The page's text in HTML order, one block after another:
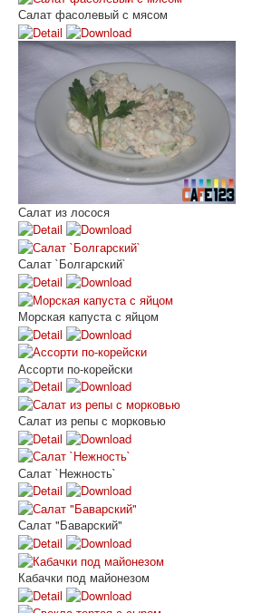
Салат фасолевый с мясом
Салат из лосося
Салат `Болгарский`
Морская капуста с яйцом
Ассорти по-корейски
Салат из репы с морковью
Салат `Нежность`
Салат "Баварский"
Кабачки под майонезом